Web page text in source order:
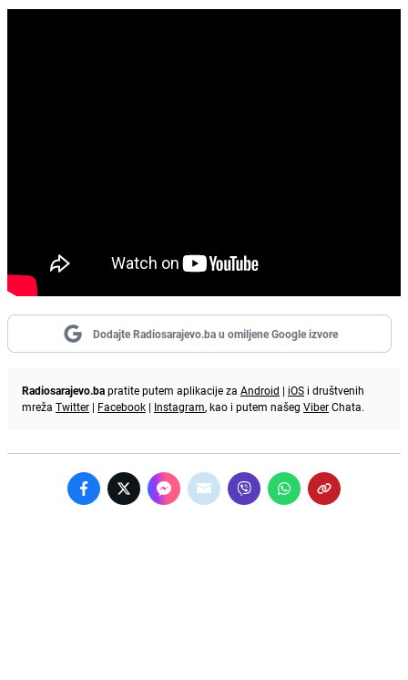
Dodajte Radiosarajevo.ba u omiljene Google izvore
Radiosarajevo.bapratite putem aplikacije za Android | iOS i društvenih
mreža Twitter | Facebook | Instagram, kao i putem našeg ViberChata.